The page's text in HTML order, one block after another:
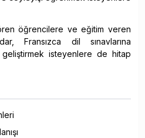
öğrencilere ve eğitim veren
Fransızca dil sınavlarına
isteyenlere de hitap